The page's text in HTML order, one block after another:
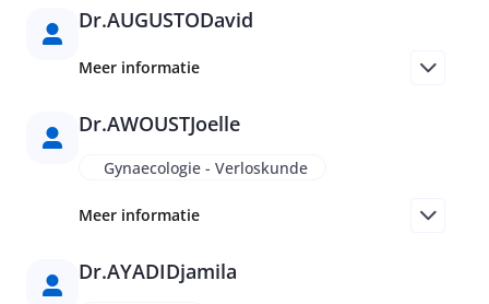
Dr.AUGUSTODavid
Meer informatie
Dr.AWOUSTJoelle
Gynaecologie - Verloskunde
Meer informatie
Dr.AYADIDjamila